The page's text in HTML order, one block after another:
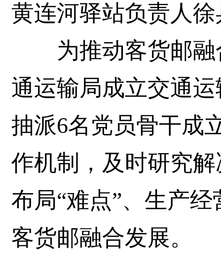
黄连河驿站负责人
为推动客货邮融
通运输局成立交通
抽派6名党员骨干成
作机制，及时研究
布局“难点”、生产
客货邮融合发展。